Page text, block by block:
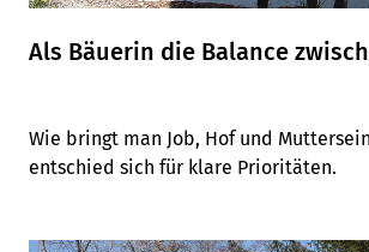
Als Bäuerin die Balance
Wie bringt man Job, Hof und
entschied sich für klare Prioritäten.